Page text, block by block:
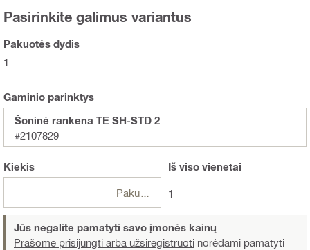
Pasirinkite galimus variantus
Pakuotės dydis
1
Gaminio parinktys
Šoninė rankena TE SH-STD 2
#2107829
Kiekis
Pakuotės
Iš visovienetai
1
Jūs negalite pamatyti savo įmonės kainų
Prašome prisijungti arba užsiregistruoti norėdami pamatyti